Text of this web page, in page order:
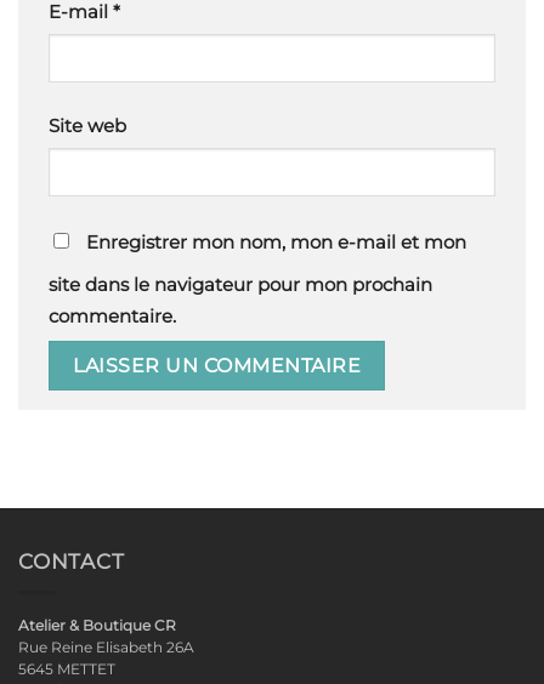
E-mail *
Site web
Enregistrer mon nom, mon e-mail et mon
site dans le navigateur pour mon prochain
commentaire.
CONTACT
Atelier & Boutique CR
Rue Reine Elisabeth 26A
5645 METTET